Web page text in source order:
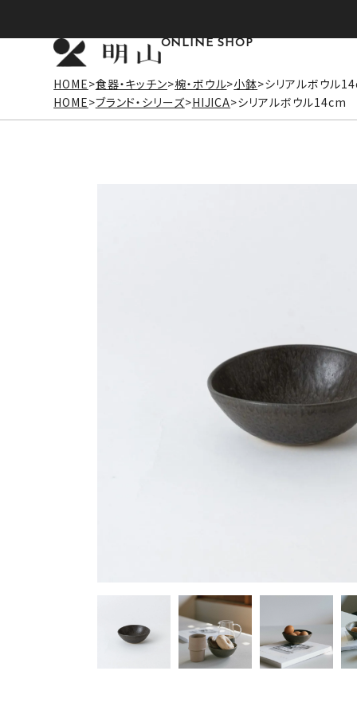
ONLINE SHOP
HOME 食器・キッチン 椀・ボウル 小鉢 シリアルボウル
HOME ブランド・シリーズ HIJICA シリアルボウル14cm